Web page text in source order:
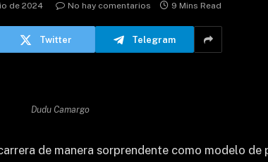
de 2024 No hay comentarios 9 Mins Read
Twitter Telegram
Dudu Camargo
de manera sorprendente como modelo